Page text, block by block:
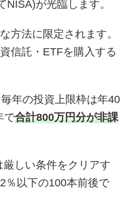
NISA)が光臨します。
方法に限定されます。
信託・ETFを購入する
毎年の投資上限枠は年40
で合計800万円分が非課
しい条件をクリアす
％以下の100本前後で